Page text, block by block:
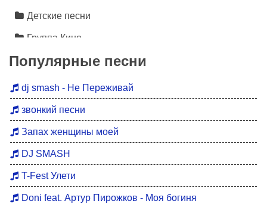
Детские песни
Группа Кино
Лезгинка
Инструментальная музыка
Песни про любовь
Дискотека 90
Хиты 80
Восточные хиты
Популярные песни
dj smash - Не Переживай
звонкий песни
Запах женщины моей
DJ SMASH
T-Fest Улети
Doni feat. Артур Пирожков - Моя богиня